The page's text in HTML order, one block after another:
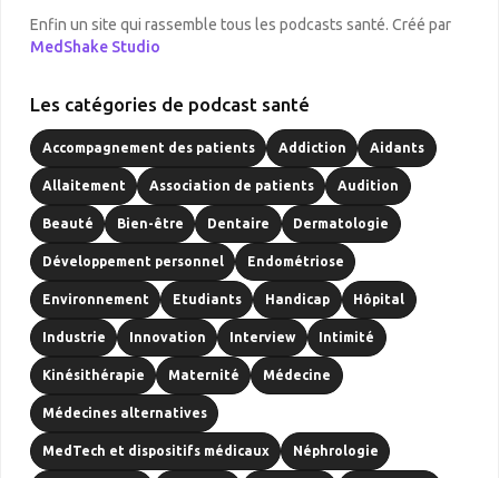
Enfin un site qui rassemble tous les podcasts santé. Créé par
MedShake Studio
Les catégories de podcast santé
Accompagnement des patients Addiction Aidants
Allaitement Association de patients Audition
Beauté Bien-être Dentaire Dermatologie
Développement personnel Endométriose
Environnement Etudiants Handicap Hôpital
Industrie Innovation Interview Intimité
Kinésithérapie Maternité Médecine
Médecines alternatives
MedTech et dispositifs médicaux Néphrologie